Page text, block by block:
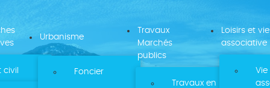
civil
Urbanisme
Foncier
Travaux
Marchés
publics
Travaux en
Loisirs et vie
associative
Vie